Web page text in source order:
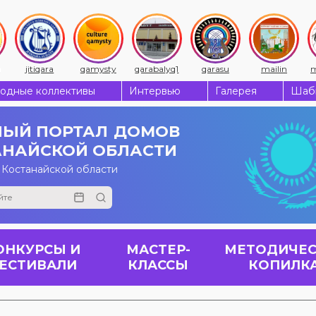
jitiqara qamysty qarabalyq1 qarasu mailin
коллективы Интервью Галерея
ПОРТАЛ ДОМОВ
ОБЛАСТИ
области
И
МАСТЕР-
КЛАССЫ